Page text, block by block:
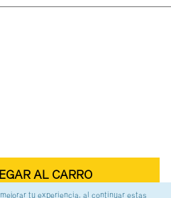
tu experiencia, al continuar estas
AL CARRO